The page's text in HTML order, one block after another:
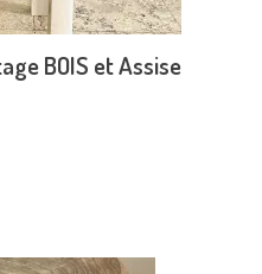
BOIS et Assise